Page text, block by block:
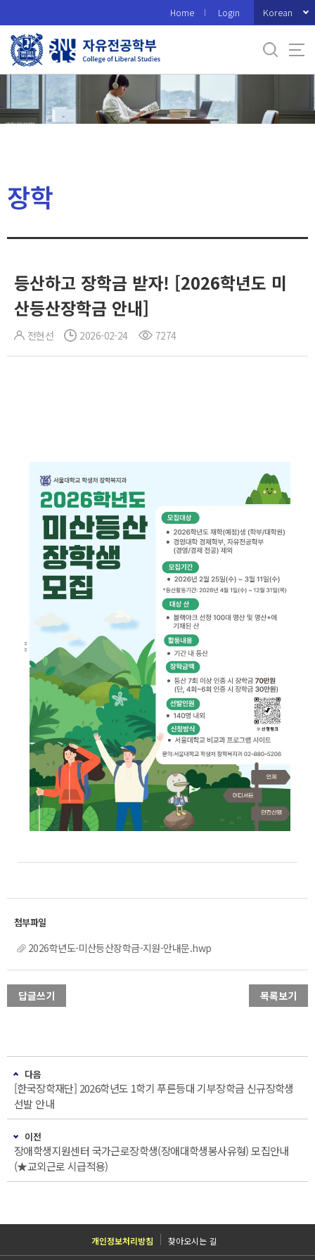
로
메
Home Login Korean
장학
등산하고 장학금 받자! [2026학년도 미
산등산장학금 안내]
전현선 2026-02-24 7274
2026학년도-미산등산장학금-지원-안내문.hwp
답글쓰기 목록보기
다음
[한국장학재단] 2026학년도 1학기 푸른등대 기부장학금 신규장학생
선발 안내
이전
장애학생지원센터 국가근로장학생(장애대학생봉사유형) 모집안내
(★교외근로 시급적용)
개인정보처리방침 찾아오시는 길